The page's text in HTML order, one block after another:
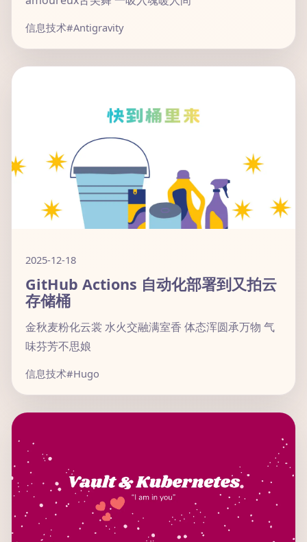
信息技术#Antigravity
2025-12-18
GitHub Actions 自动化部署到又拍云
存储桶
金秋麦粉化云裳 水火交融满室香 体态浑圆承万物 气
味芬芳不思娘
信息技术#Hugo